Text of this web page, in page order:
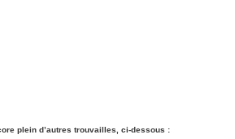
plein d’autres trouvailles, ci-dessous :